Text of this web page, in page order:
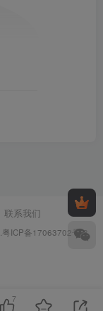
联系我们
粤ICP备17063702号-3
7